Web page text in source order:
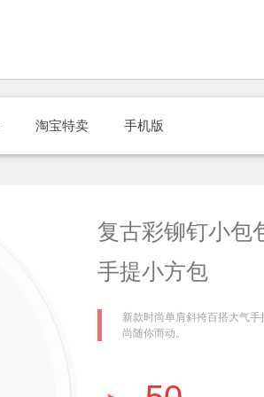
淘宝特卖 手机版
复古彩铆钉小包
手提小方包
新款时尚单肩斜挎百搭大气
尚随你而动。